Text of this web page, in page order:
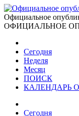
Официальное
ОФИЦИАЛЬНОЕ
Сегодня
Неделя
Месяц
ПОИСК
КАЛЕНДАРЬ
Сегодня